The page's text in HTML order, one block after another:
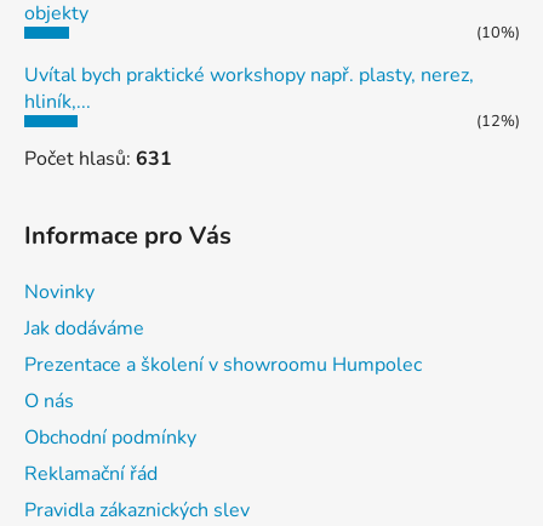
objekty
(10%)
Uvítal bych praktické workshopy např. plasty, nerez,
hliník,...
(12%)
Počet hlasů: 631
Informace pro Vás
Novinky
Jak dodáváme
Prezentace a školení v showroomu Humpolec
O nás
Obchodní podmínky
Reklamační řád
Pravidla zákaznických slev